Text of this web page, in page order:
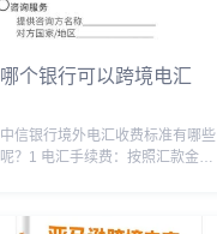
哪个银行可以跨境电汇
中信银行境外电汇收费标准有哪些
呢？1 电汇手续费：按照汇款金额
区￥100 3 持外币现钞办理电汇